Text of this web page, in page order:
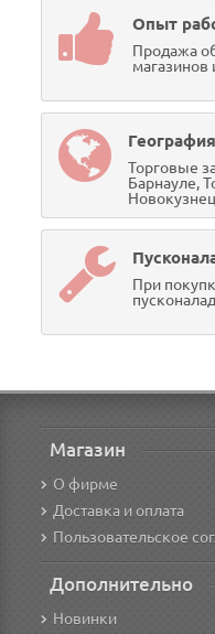
Опыт
Продажа
магазинов
География
Торговые
Барнауле,
При
Магазин
О фирме
Доставка и оплата
Пользовательское
Дополнительно
Новинки